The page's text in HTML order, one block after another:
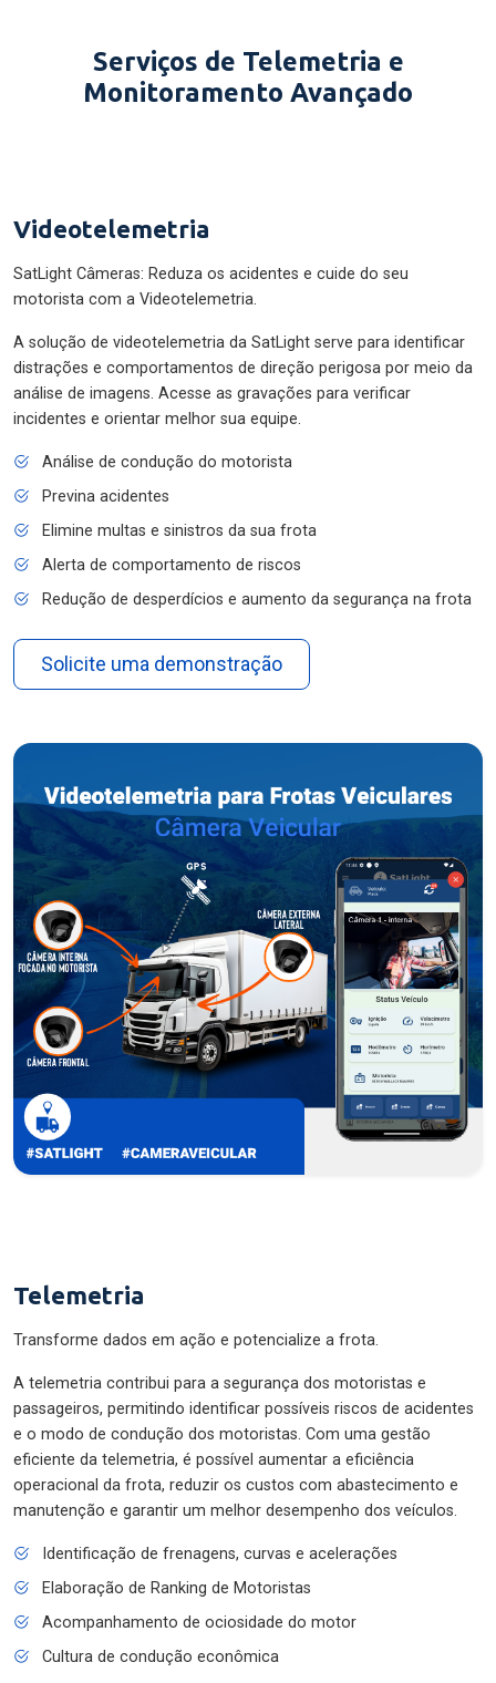
Serviços de Telemetria e
Monitoramento Avançado
Videotelemetria
SatLight Câmeras: Reduza os acidentes e cuide do seu
motorista com a Videotelemetria.
A solução de videotelemetria da SatLight serve para identificar
distrações e comportamentos de direção perigosa por meio da
análise de imagens. Acesse as gravações para verificar
incidentes e orientar melhor sua equipe.
Análise de condução do motorista
Previna acidentes
Elimine multas e sinistros da sua frota
Alerta de comportamento de riscos
Redução de desperdícios e aumento da segurança na frota
Solicite uma demonstração
Telemetria
Transforme dados em ação e potencialize a frota.
A telemetria contribui para a segurança dos motoristas e
passageiros, permitindo identificar possíveis riscos de acidentes
e o modo de condução dos motoristas. Com uma gestão
eficiente da telemetria, é possível aumentar a eficiência
operacional da frota, reduzir os custos com abastecimento e
manutenção e garantir um melhor desempenho dos veículos.
Identificação de frenagens, curvas e acelerações
Elaboração de Ranking de Motoristas
Acompanhamento de ociosidade do motor
Cultura de condução econômica